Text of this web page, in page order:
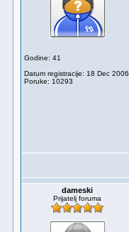
Godine: 41
Datum registracije: 18 Dec 2006
Poruke: 10293
dameski
Prijatelj foruma